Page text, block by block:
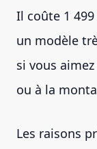
Il coûte 1
un modèle
si vous
ou à la
Les raisons